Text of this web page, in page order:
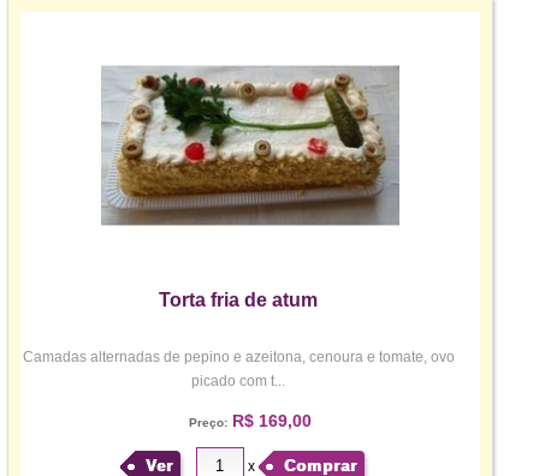
Torta fria de atum
Camadas alternadas de pepino e azeitona, cenoura e tomate, ovo
picado com t...
Preço:R$ 169,00
Ver x Comprar